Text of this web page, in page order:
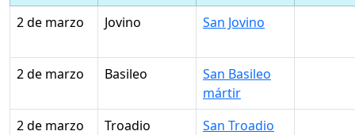
2 de marzo Jovino San Jovino
2 de marzo Basileo
San Basileo
mártir
2 de marzo
Troadio San Troadio